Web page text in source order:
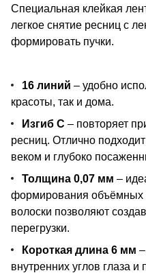
Специальная клейкая
легкое снятие ресниц с
формировать пучки.
16 линий – удобно
красоты, так и дома.
Изгиб С – повторяет
ресниц. Отлично
веком и глубоко
Толщина 0,07 мм –
формирования объёмных
волоски позволяют
перегрузки.
Короткая длина 6 мм
внутренних углов глаза и